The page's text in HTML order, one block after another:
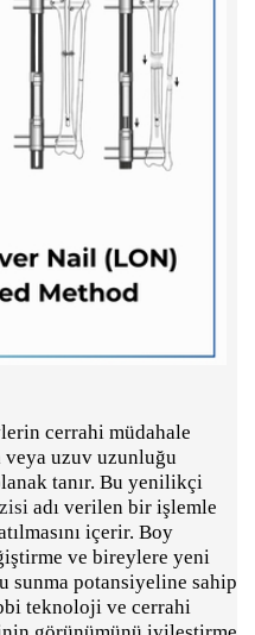
cerrahi müdahale
veya uzuv uzunluğu
tanır. Bu yenilikçi
adı verilen bir işlemle
içerir. Boy
ve bireylere yeni
sunma potansiyeline sahip
teknoloji ve cerrahi